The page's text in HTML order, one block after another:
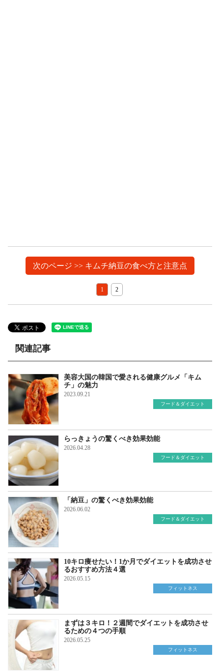
次のページ >> キムチ納豆の食べ方と注意点
1 2
関連記事
美容大国の韓国で愛される健康グルメ「キム
チ」の魅力
2023.09.21
フード＆ダイエット
らっきょうの驚くべき効果効能
2026.04.28
フード＆ダイエット
「納豆」の驚くべき効果効能
2026.06.02
フード＆ダイエット
10キロ痩せたい！1か月でダイエットを成功させ
るおすすめ方法４選
2026.05.15
フィットネス
まずは３キロ！２週間でダイエットを成功させ
るための４つの手順
2026.05.25
フィットネス